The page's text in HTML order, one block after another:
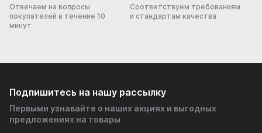
Отвечаем на вопросы
покупателей в течение 10
минут
Соответствуем требованиям
и стандартам качества
Подпишитесь на нашу рассылку
Первыми узнавайте о наших акциях и выгодных
предложениях на товары